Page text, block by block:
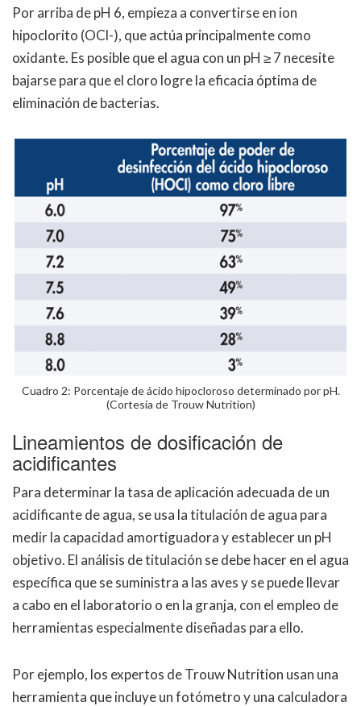
Por arriba de pH 6, empieza a convertirse en ion
hipoclorito (OCl-), que actúa principalmente como
oxidante. Es posible que el agua con un pH ≥ 7 necesite
bajarse para que el cloro logre la eficacia óptima de
eliminación de bacterias.
Cuadro 2: Porcentaje de ácido hipocloroso determinado por pH.
(Cortesía de Trouw Nutrition)
Lineamientos de dosificación de
acidificantes
Para determinar la tasa de aplicación adecuada de un
acidificante de agua, se usa la titulación de agua para
medir la capacidad amortiguadora y establecer un pH
objetivo. El análisis de titulación se debe hacer en el agua
específica que se suministra a las aves y se puede llevar
a cabo en el laboratorio o en la granja, con el empleo de
herramientas especialmente diseñadas para ello.
Por ejemplo, los expertos de Trouw Nutrition usan una
herramienta que incluye un fotómetro y una calculadora